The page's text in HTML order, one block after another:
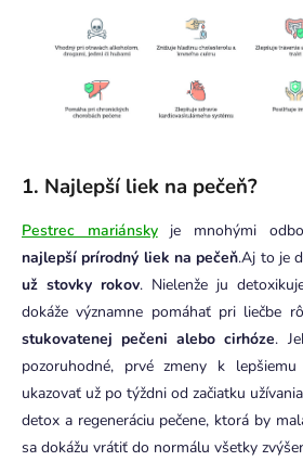
1. Najlepší liek na pečeň?
Pestrec mariánskyje mnohými
najlepší prírodný liek na pečeň.Aj to je
už stovky rokov. Nielenže ju
dokáže významne pomáhať pri liečbe
stukovatenej pečeni alebo cirhóze.
pozoruhodné, prvé zmeny k
ukazovať už po týždni od začiatku
detox a regeneráciu pečene, ktorá by
sa dokážu vrátiť do normálu všetky